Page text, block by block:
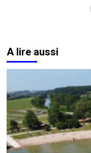
A lire aussi